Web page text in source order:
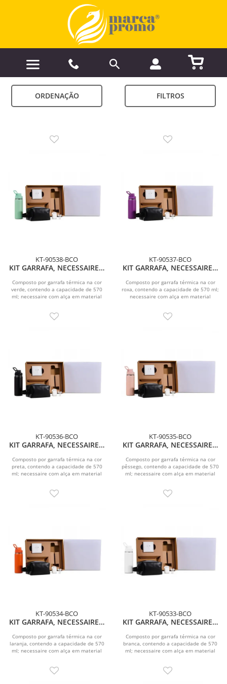
ORDENAÇÃO FILTROS
KT-90538-BCO
KIT GARRAFA, NECESSAIRE E
Composto por garrafa térmica na cor
verde, contendo a capacidade de 570
ml; necessaire com alça em material
KT-90537-BCO
KIT GARRAFA, NECESSAIRE E
Composto por garrafa térmica na cor
roxa, contendo a capacidade de 570 ml;
necessaire com alça em material
KT-90536-BCO
KIT GARRAFA, NECESSAIRE E
Composto por garrafa térmica na cor
preta, contendo a capacidade de 570
ml; necessaire com alça em material
KT-90535-BCO
KIT GARRAFA, NECESSAIRE E
Composto por garrafa térmica na cor
pêssego, contendo a capacidade de 570
ml; necessaire com alça em material
KT-90534-BCO
KIT GARRAFA, NECESSAIRE E
Composto por garrafa térmica na cor
laranja, contendo a capacidade de 570
ml; necessaire com alça em material
KT-90533-BCO
KIT GARRAFA, NECESSAIRE E
Composto por garrafa térmica na cor
branca, contendo a capacidade de 570
ml; necessaire com alça em material